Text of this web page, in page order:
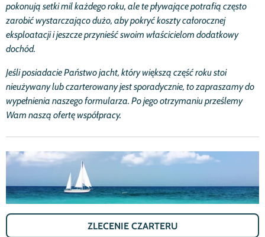
pokonują setki mil każdego roku, ale te pływające potrafią często
zarobićwystarczająco dużo, aby pokryćkoszty całorocznej
eksploatacji i jeszcze przynieśćswoim właścicielom dodatkowy
dochód.
Jeśli posiadacie Państwo jacht, który większą częśćroku stoi
nieużywany lub czarterowany jest sporadycznie, to zapraszamy do
wypełnienia naszego formularza. Po jego otrzymaniu prześlemy
Wam naszą ofertę współpracy.
ZLECENIE CZARTERU